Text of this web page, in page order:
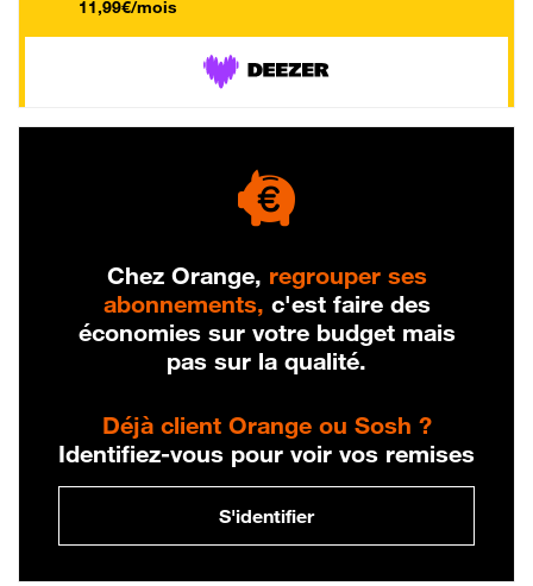
11,99€/mois
Chez Orange, regrouper ses
abonnements, c'est faire des
économies sur votre budget mais
pas sur la qualité.
Déjà client Orange ou Sosh ?
Identifiez-vous pour voir vos remises
S'identifier